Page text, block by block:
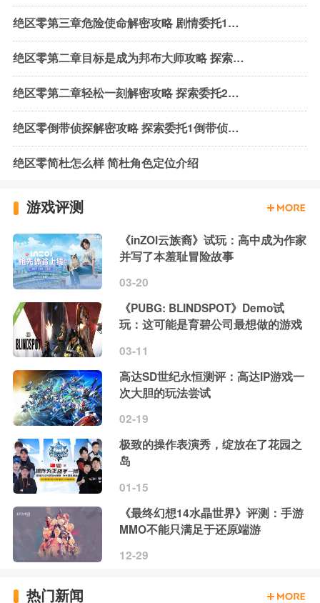
绝区零第三章危险使命解密攻略 剧情委托1危险使命流程一览
绝区零第二章目标是成为邦布大师攻略 探索委托3目标是成为邦布大师流程
绝区零第二章轻松一刻解密攻略 探索委托2轻松一刻流程
绝区零倒带侦探解密攻略 探索委托1倒带侦探流程
绝区零简杜怎么样 简杜角色定位介绍
游戏评测
《inZOI云族裔》试玩：高中成为作家
并写了本羞耻冒险故事
03-20
《PUBG: BLINDSPOT》Demo试
玩：这可能是育碧公司最想做的游戏
03-11
高达SD世纪永恒测评：高达IP游戏一
次大胆的玩法尝试
02-19
极致的操作表演秀，绽放在了花园之
岛
01-15
《最终幻想14水晶世界》评测：手游
MMO不能只满足于还原端游
12-29
热门新闻